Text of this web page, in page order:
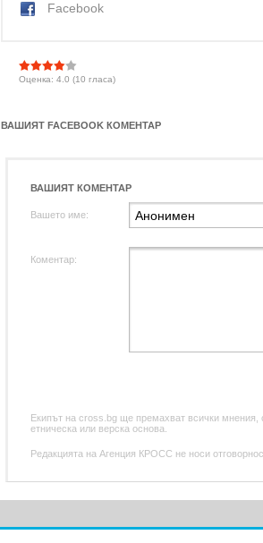
Facebook
Оценка: 4.0 (10 гласа)
ВАШИЯТ FACEBOOK КОМЕНТАР
ВАШИЯТ КОМЕНТАР
Вашето име:
Коментар:
Екипът на cross.bg ще премахват всички
етническа или верска основа.
Редакцията на Агенция КРОСС не носи